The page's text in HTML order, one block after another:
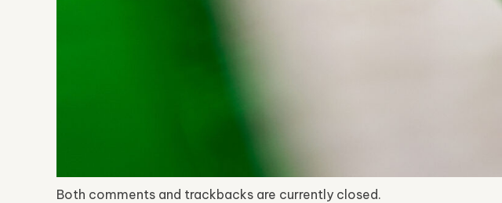
Both comments and trackbacks are currently closed.